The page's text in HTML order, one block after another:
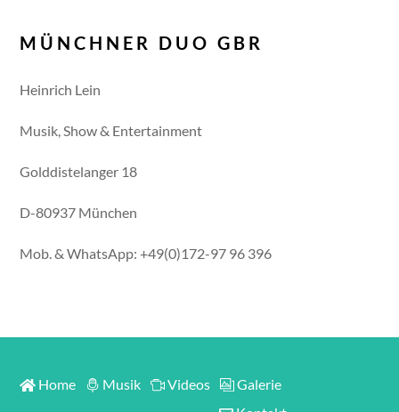
MÜNCHNER DUO GBR
Heinrich Lein
Musik, Show & Entertainment
Golddistelanger 18
D-80937 München
Mob. & WhatsApp: +49(0)172-97 96 396
Home Musik Videos
Galerie